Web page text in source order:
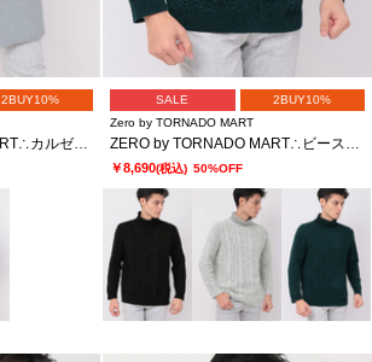
2BUY10%
ZERO by TORNADO MART∴カルゼモールライナー付きイタリアンカラーコート
SALE
2BUY10%
Zero by TORNADO MART
ZERO by TORNADO MART∴ビーストジャガードモールタートルネック
￥8,690(税込) 50%OFF